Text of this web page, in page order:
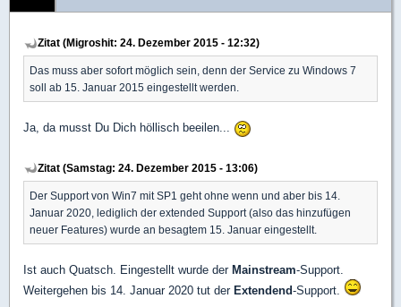
Zitat (Migroshit: 24. Dezember 2015 - 12:32)
Das muss aber sofort möglich sein, denn der Service zu Windows 7
soll ab 15. Januar 2015 eingestellt werden.
Ja, da musst Du Dich höllisch beeilen...
Zitat (Samstag: 24. Dezember 2015 - 13:06)
Der Support von Win7 mit SP1 geht ohne wenn und aber bis 14.
Januar 2020, lediglich der extended Support (also das hinzufügen
neuer Features) wurde an besagtem 15. Januar eingestellt.
Ist auch Quatsch. Eingestellt wurde der Mainstream-Support.
Weitergehen bis 14. Januar 2020 tut der Extendend-Support.